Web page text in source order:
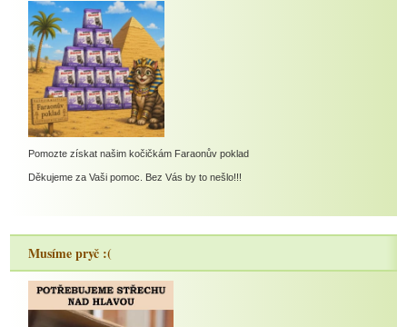
Pomozte získat našim kočičkám Faraonův poklad
Děkujeme za Vaši pomoc. Bez Vás by to nešlo!!!
Musíme pryč :(